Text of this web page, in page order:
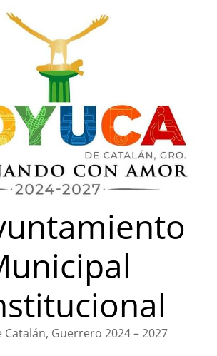
Catalán, Guerrero 2024 – 2027